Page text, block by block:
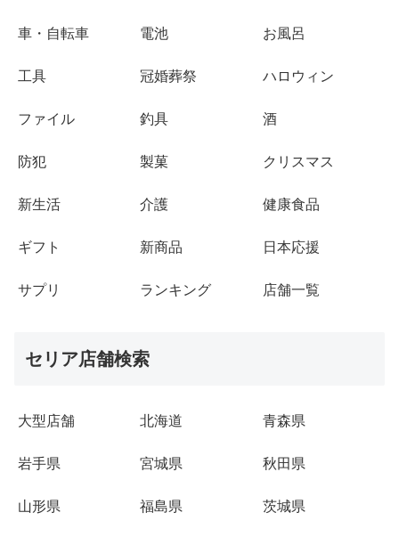
車・自転車 電池 お風呂
工具 冠婚葬祭 ハロウィン
ファイル 釣具 酒
防犯 製菓 クリスマス
新生活 介護 健康食品
ギフト 新商品 日本応援
サプリ ランキング 店舗一覧
セリア店舗検索
大型店舗 北海道 青森県
岩手県 宮城県 秋田県
山形県 福島県 茨城県